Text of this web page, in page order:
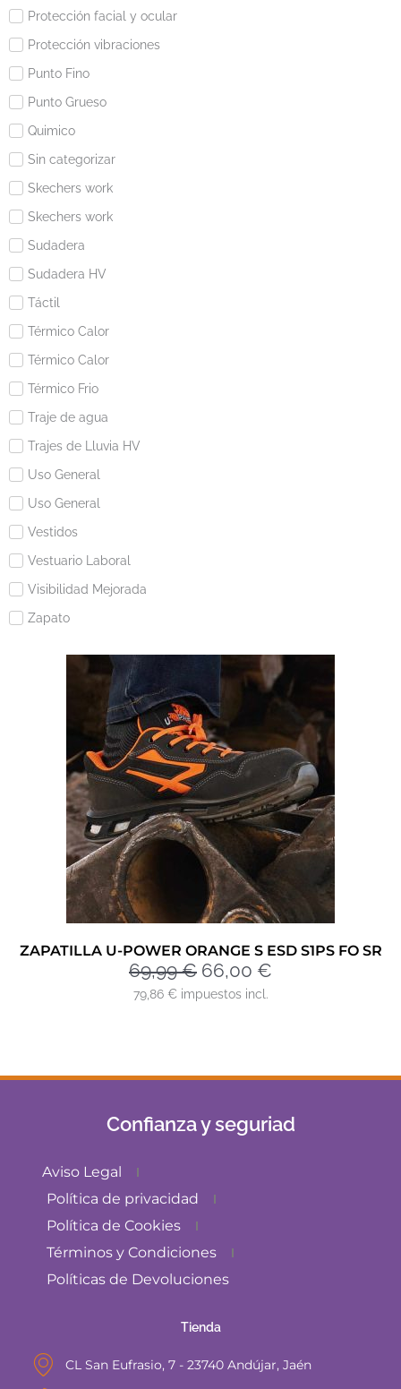
Protección facial y ocular
Protección vibraciones
Punto Fino
Punto Grueso
Quimico
Sin categorizar
Skechers work
Skechers work
Sudadera
Sudadera HV
Táctil
Térmico Calor
Térmico Calor
Térmico Frio
Traje de agua
Trajes de Lluvia HV
Uso General
Uso General
Vestidos
Vestuario Laboral
Visibilidad Mejorada
Zapato
ZAPATILLA U-POWER ORANGE S ESD S1PS FO SR
69,99€
El precio original era:
66,00 €
El precio
79,86 € impuestos incl.
Confianza y seguriad
Aviso Legal
Política de privacidad
Política de Cookies
Términos y Condiciones
Políticas de Devoluciones
Tienda
CL San Eufrasio, 7 - 23740 Andújar, Jaén